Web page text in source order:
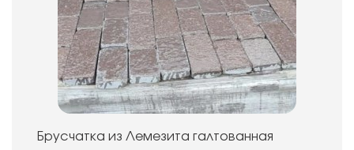
Брусчатка из Лемезита галтованная